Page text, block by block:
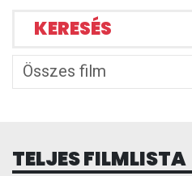
KERESÉS
Összes film
TELJES FILMLISTA